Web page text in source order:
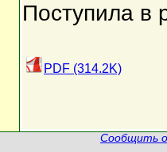
Поступила в
PDF (314.2K)
Сообщить о